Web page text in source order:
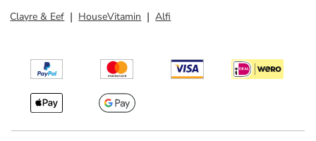
Clayre & Eef
HouseVitamin Alfi